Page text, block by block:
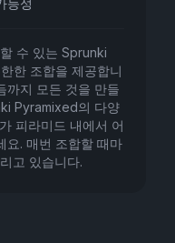
수 있는 Sprunki
한 조합을 제공합니
까지 모든 것을 만들
Pyramixed의 다양
피라미드 내에서 어
요. 매번 조합할 때마
고 있습니다.